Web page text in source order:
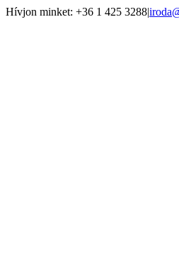
Kihagyás
Hívjon minket: +36 1 425 3288|